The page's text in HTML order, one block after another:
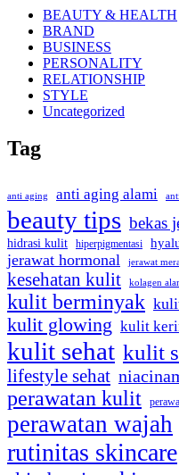
BEAUTY & HEALTH
BRAND
BUSINESS
PERSONALITY
RELATIONSHIP
STYLE
Uncategorized
Tag
anti aging anti aging alami
beauty tips bekas
hidrasi kulit hiperpigmentasi
jerawat hormonal jerawat
kesehatan kulit kolagen
kulit berminyak
kulit glowing kulit
kulit sehat kulit
lifestyle sehat
perawatan kulit
perawatan wajah
rutinitas skincare